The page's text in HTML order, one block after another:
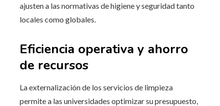
ajusten a las normativas de higiene y seguridad tanto
locales como globales.
Eficiencia operativa y ahorro
de recursos
La externalización de los servicios de limpieza
permite a las universidades optimizar su presupuesto,